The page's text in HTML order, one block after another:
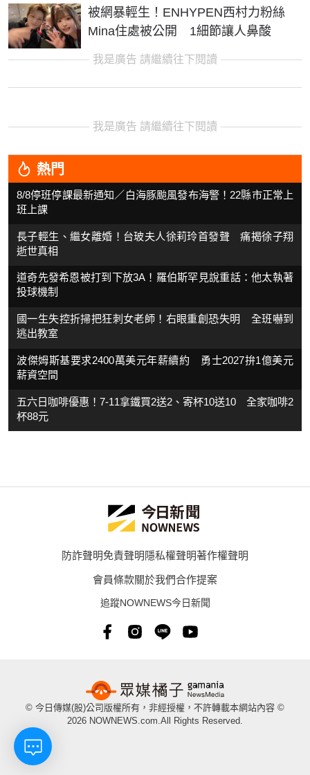
被網暴輕生！ENHYPEN西村力粉絲
Mina住處被公開 1細節讓人鼻酸
我是廣告 請繼續往下閱讀
我是廣告 請繼續往下閱讀
熱門
8/8停班停課最新通知／白海豚颱風發布海警！22縣市正常上
班上課
長子輕生、繼女離婚！台玻夫人徐莉玲首發聲 痛揭徐子翔
逝世真相
道奇先發希恩被打到下放3A！羅伯斯罕見說重話：他太執著
投球機制
國一生失控折掃把狂刺女老師！右眼重創恐失明 全班嚇到
逃出教室
波傑姆斯基要求2400萬美元年薪續約 勇士2027拚1億美元
薪資空間
五六日咖啡優惠！7-11拿鐵買2送2、寄杯10送10 全家咖啡2
杯88元
防詐聲明免責聲明隱私權聲明著作權聲明
會員條款關於我們合作提案
追蹤NOWNEWS今日新聞
© 今日傳媒(股)公司版權所有，非經授權，不許轉載本網站內容 ©
2026 NOWNEWS.com.All Rights Reserved.